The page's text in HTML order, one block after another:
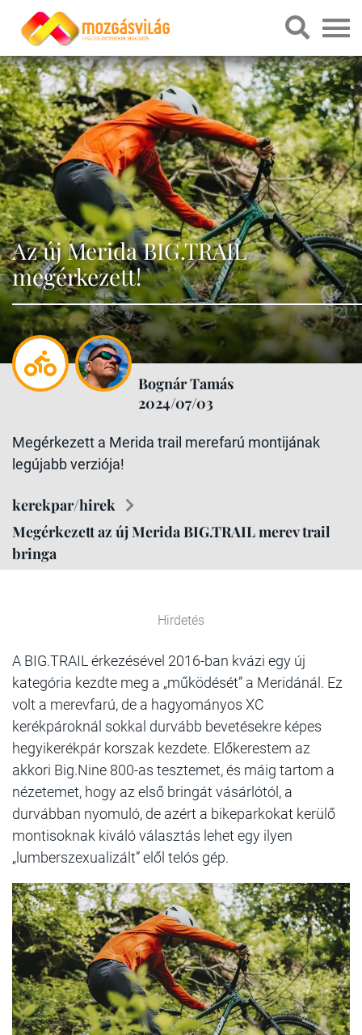
Az új Merida BIG.TRAIL
megérkezett!
Bognár Tamás
2024/07/03
Megérkezett a Merida trail merefarú montijának
legújabb verziója!
kerekpar/hirek
Megérkezett az új Merida BIG.TRAIL merev trail
bringa
Hirdetés
A BIG.TRAIL érkezésével 2016-ban kvázi egy új
kategória kezdte meg a „működését” a Meridánál. Ez
volt a merevfarú, de a hagyományos XC
kerékpároknál sokkal durvább bevetésekre képes
hegyikerékpár korszak kezdete. Előkerestem az
akkori Big.Nine 800-as tesztemet, és máig tartom a
nézetemet, hogy az első bringát vásárlótól, a
durvábban nyomuló, de azért a bikeparkokat kerülő
montisoknak kiváló választás lehet egy ilyen
„lumberszexualizált” elől telós gép.